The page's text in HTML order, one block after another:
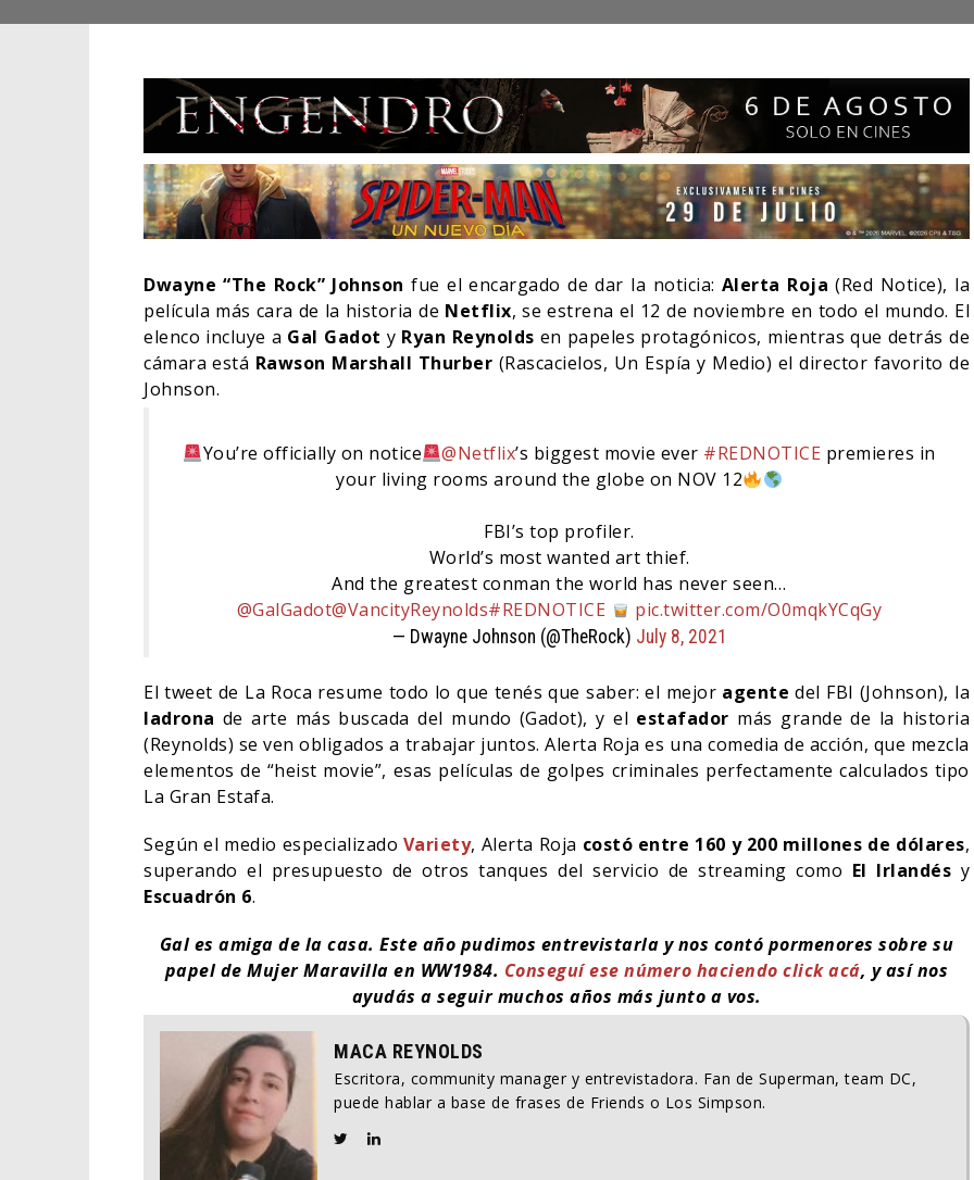
Dwayne “The Rock” Johnson fue el encargado de dar la noticia: Alerta Roja(Red Notice), la
película más cara de la historia de Netflix, se estrena el 12 de noviembre en todo el mundo. El
elenco incluye a Gal Gadot y Ryan Reynolds en papeles protagónicos, mientras que detrás de
cámara está Rawson Marshall Thurber (Rascacielos, Un Espía y Medio) el director favorito de
Johnson.
You’re officially on notice @Netflix’s biggest movie ever #REDNOTICE premieres in
your living rooms around the globe on NOV 12
FBI’s top profiler.
World’s most wanted art thief.
And the greatest conman the world has never seen…
@GalGadot@VancityReynolds#REDNOTICE pic.twitter.com/O0mqkYCqGy
— Dwayne Johnson (@TheRock) July 8, 2021
El tweet de La Roca resume todo lo que tenés que saber: el mejor agentedel FBI (Johnson), la
ladrona de arte más buscada del mundo (Gadot), y el estafador más grande de la historia
(Reynolds) se ven obligados a trabajar juntos. Alerta Roja es una comedia de acción, que mezcla
elementos de “heist movie”, esas películas de golpes criminales perfectamente calculados tipo
La Gran Estafa.
Según el medio especializado Variety, Alerta Roja costó entre 160 y 200 millones de dólares,
superando el presupuesto de otros tanques del servicio de streaming como El Irlandés y
Escuadrón 6.
Gal es amiga de la casa. Este año pudimos entrevistarla y nos contó pormenores sobre su
papel de Mujer Maravilla en WW1984. Conseguí ese número haciendo click acá, y así nos
ayudás a seguir muchos años más junto a vos.
MACA REYNOLDS
Escritora, community manager y entrevistadora. Fan de Superman, team DC,
puede hablar a base de frases de Friends o Los Simpson.
ORLANDO BLOOM AFIRMA
HABER RECHAZADO SER
BATMAN
CINE 05/08/2026
DÍA ESTÁ IMPARABLE